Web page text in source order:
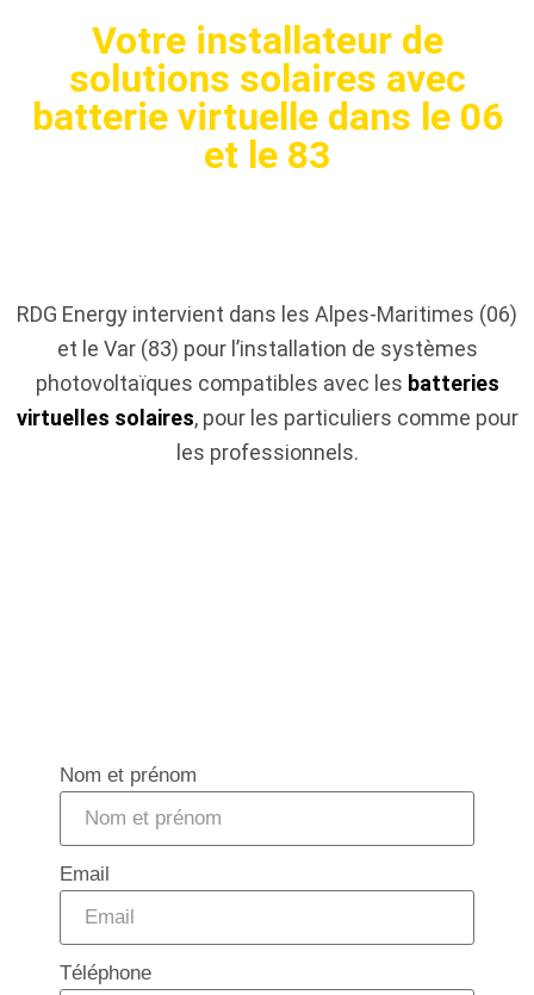
Votre installateur de
solutions solaires avec
batterie virtuelle dans le 06
et le 83
RDG Energy intervient dans les Alpes-Maritimes (06)
et le Var (83) pour l’installation de systèmes
photovoltaïques compatibles avec les batteries
virtuelles solaires, pour les particuliers comme pour
les professionnels.
Nom et prénom
Email
Téléphone